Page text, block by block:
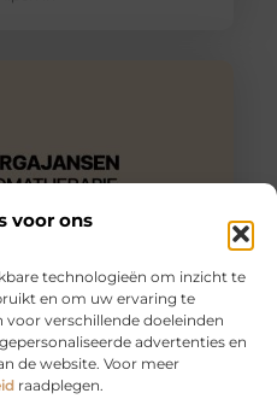
voor ons
technologieën om inzicht te
en om uw ervaring te
voor verschillende doeleinden
advertenties en
de website. Voor meer
raadplegen.
bij JobCar –
u aan het juiste adres voor
autoambulances. Of u nu